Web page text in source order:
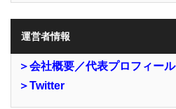
運営者情報
＞会社概要／代表プロフィール
＞Twitter